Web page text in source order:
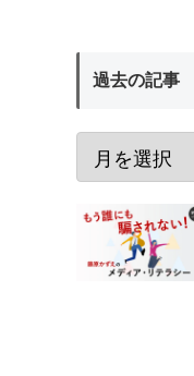
過去の記事